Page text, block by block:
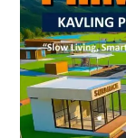
Exit
Tol
Citeureup
Bogor
Timur